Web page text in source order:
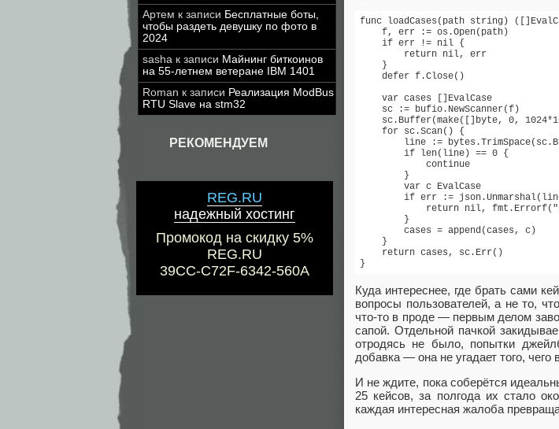
Артем к записи Бесплатные боты,
чтобы раздеть девушку по фото в
2024
sasha к записи Майнинг биткоинов
на 55-летнем ветеране IBM 1401
Roman к записи Реализация ModBus
RTU Slave на stm32
РЕКОМЕНДУЕМ
REG.RU
надежный хостинг
Промокод на скидку 5%
REG.RU
39CC-C72F-6342-560A
func loadCases(path string)
    f, err := os.Open(path)
    if err != nil {
        return nil, err
    }
    defer f.Close()
    var cases []EvalCase
    sc := bufio.NewScanner(f)
sc.Buffer(make([]byte, 0,
    for sc.Scan() {
line :=
        if len(line) == 0 {
            continue
        }
        var c EvalCase
if err :=
return nil,
        }
        cases = append(cases, c)
    }
    return cases, sc.Err()
Куда интереснее, где брать сами
вопросы пользователей, а не то,
что‑то в проде — первым делом
сапой. Отдельной пачкой
отродясь не было, попытки
добавка — она не угадает того,
И не ждите, пока соберётся
25 кейсов, за полгода их стало
каждая интересная жалоба